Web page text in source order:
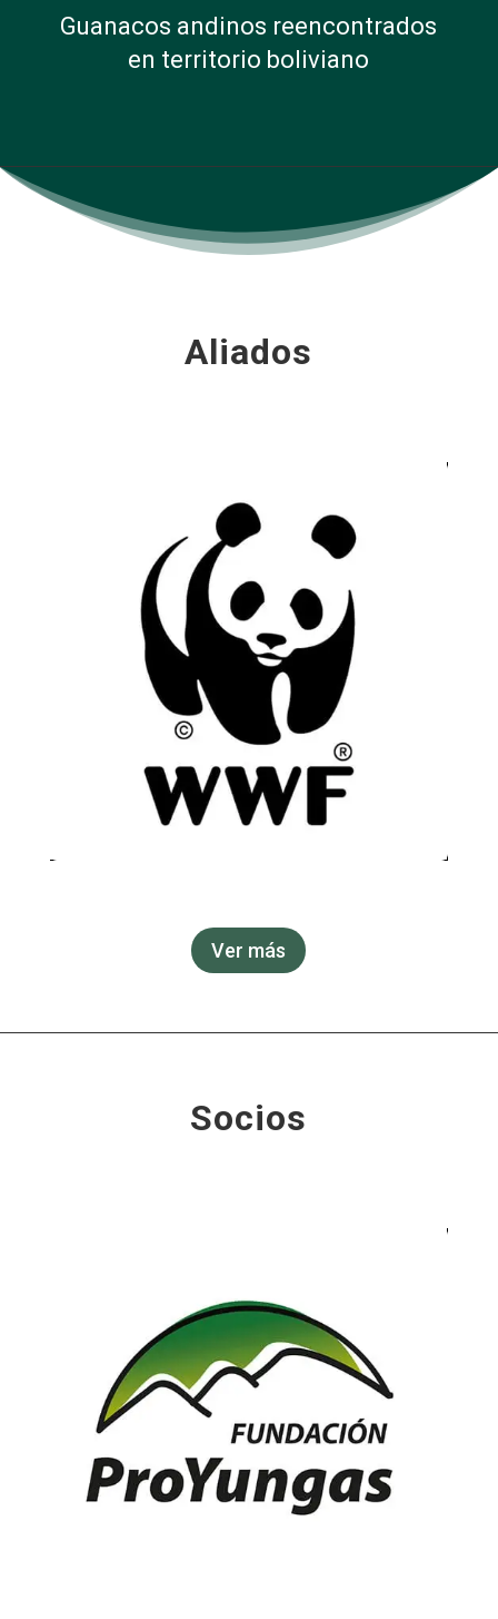
Guanacos andinos reencontrados
en territorio boliviano
Aliados
Ver más
Socios